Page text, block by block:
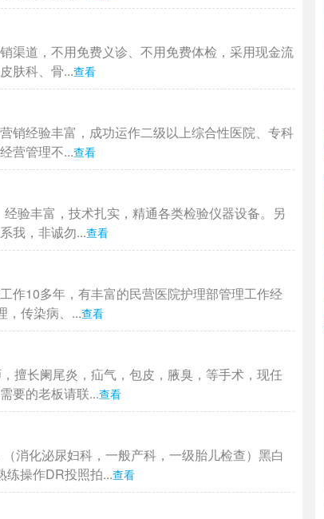
渠道，不用免费义诊、不用免费体检，采用现金流
肤科、骨...查看
销经验丰富，成功运作二级以上综合性医院、专科
营管理不...查看
验丰富，技术扎实，精通各类检验仪器设备。另
我，非诚勿...查看
作10多年，有丰富的民营医院护理部管理工作经
，传染病、...查看
擅长阑尾炎，疝气，包皮，腋臭，等手术，现任
要的老板请联...查看
消化泌尿妇科，一般产科，一级胎儿检查）黑白
练操作DR投照拍...查看